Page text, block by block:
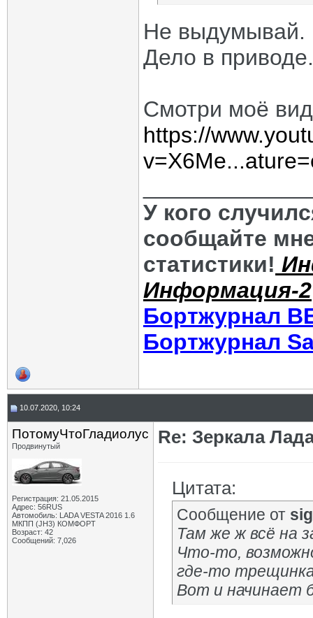
Не выдумывай.
Дело в приводе.
Смотри моё
https://
У кого
сообщайте
статистики!
Информация-2
Бортжурнал
Бортжурнал
10.07.2020, 10:24
ПотомуЧтоГладиолус
Продвинутый
Регистрация: 21.05.2015
Адрес: 56RUS
Автомобиль: LADA VESTA 2016 1.6
МКПП (JH3) КОМФОРТ
Возраст: 42
Сообщений: 7,026
Re: Зеркала
Цитата:
Сообщение от
Там же ж всё на
Что-то,
где-то
Вот и начинает